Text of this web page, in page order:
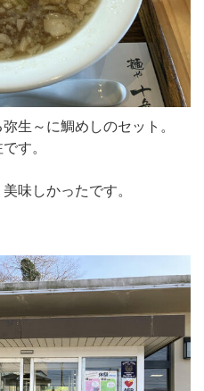
生～に鯛めしのセット。
す。
味しかったです。